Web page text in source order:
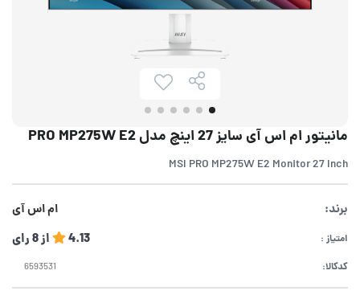
مانیتور ام اس آی سایز 27 اینچ مدل PRO MP275W E2
MSI PRO MP275W E2 Monitor 27 Inch
برند: ام اس آی
امتیاز : 4.13 از8رای
کدکالا: